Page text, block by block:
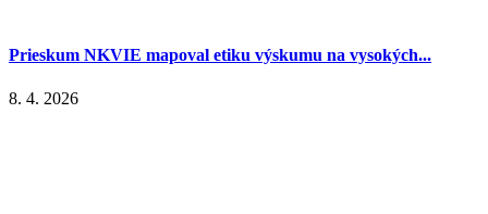
Prieskum NKVIE mapoval etiku výskumu na vysokých...
8. 4. 2026